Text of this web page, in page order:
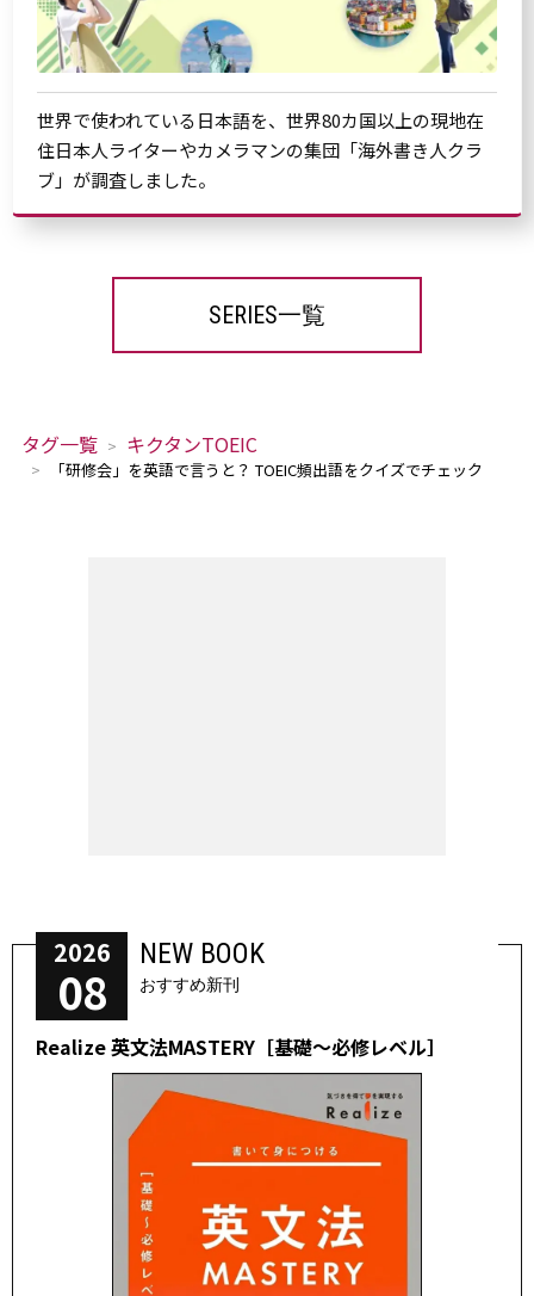
世界で使われている日本語を、世界80カ国以上の現地在
住日本人ライターやカメラマンの集団「海外書き人クラ
ブ」が調査しました。
SERIES一覧
タグ一覧 キクタンTOEIC
「研修会」を英語で言うと？ TOEIC頻出語をクイズでチェック
2026
08
NEW BOOK
おすすめ新刊
Realize 英文法MASTERY［基礎～必修レベル］